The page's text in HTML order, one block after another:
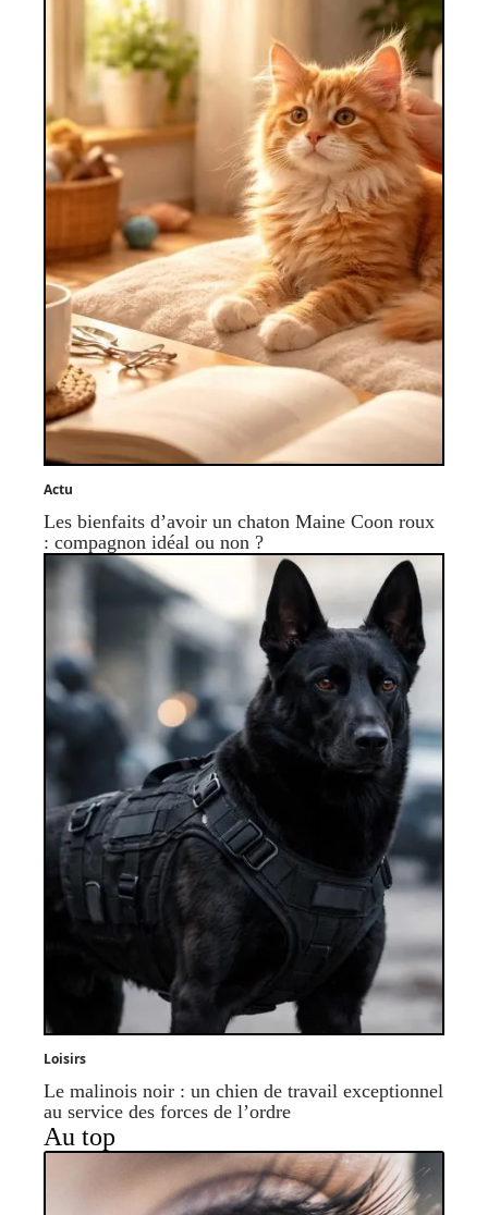
Actu
Les bienfaits d’avoir un chaton Maine Coon roux
: compagnon idéal ou non ?
Loisirs
Le malinois noir : un chien de travail exceptionnel
au service des forces de l’ordre
Au top